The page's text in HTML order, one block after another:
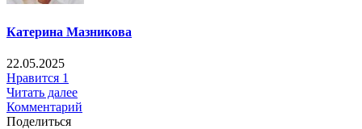
Катерина Мазникова
22.05.2025
Нравится 1
Читать далее
Комментарий
Поделиться